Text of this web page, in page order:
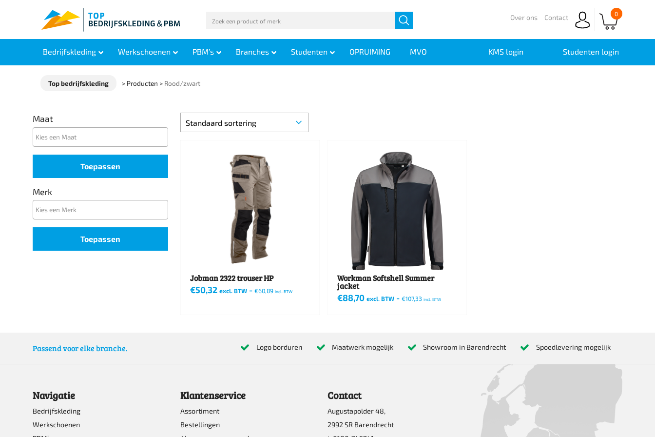
0
Over ons Contact
Bedrijfskleding Werkschoenen PBM’s Branches Studenten OPRUIMING MVO KMS login Studenten login
Top bedrijfskleding > Producten > Rood/zwart
Maat
Toepassen
Merk
Toepassen
Jobman 2322 trouser HP
€50,32 excl. BTW- €60,89 incl. BTW
optie
kan
gekozen
Workman Softshell Summer
jacket
€88,70 excl. BTW- €107,33 incl. BTW
Passend voor elke branche. Logo borduren Maatwerk mogelijk Showroom in Barendrecht Spoedlevering mogelijk
Navigatie
Bedrijfskleding
Werkschoenen
Klantenservice
Assortiment
Bestellingen
Contact
Augustapolder 48,
2992 SR Barendrecht